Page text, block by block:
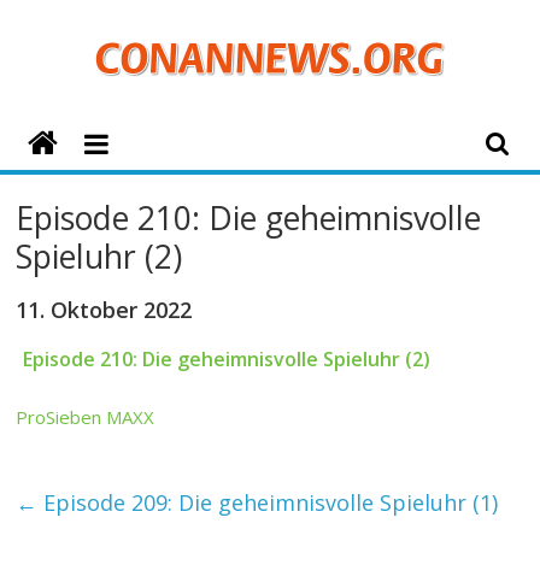
ConanNews.org
Conan
News
Episode 210: Die geheimnisvolle
Spieluhr (2)
11. Oktober 2022
Episode 210: Die geheimnisvolle Spieluhr (2)
ProSieben MAXX
← Episode 209: Die geheimnisvolle Spieluhr (1)